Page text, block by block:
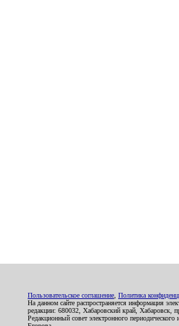
Пользовательское соглашение Политика
На данном сайте распространяется информация
редакции: 680032, Хабаровский край, Хабаровск,
Редакционный совет электронного